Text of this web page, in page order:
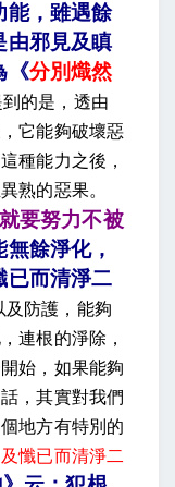
能，雖遇餘
由邪見及瞋
《分別熾然
的是，透由
它能夠破壞惡
種能力之後，
熟的惡果。
要努力不被
餘淨化，
已而清淨二
及防護，能夠
連根的淨除，
始，如果能夠
，其實對我們
地方有特別的
懺已而清淨二